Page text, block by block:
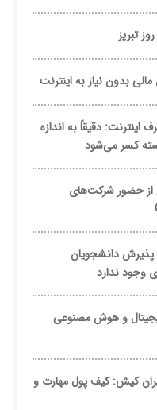
تبریز
بدون نیاز به اینترنت
اینترنت: دقیقاً به اندازه
کسر می‌شود
تومان از حضور شرکت‌های
پذیرش دانشجویان
وجود ندارد
دیجیتال و هوش مصنوعی
کیش: کیف پول مهارت و